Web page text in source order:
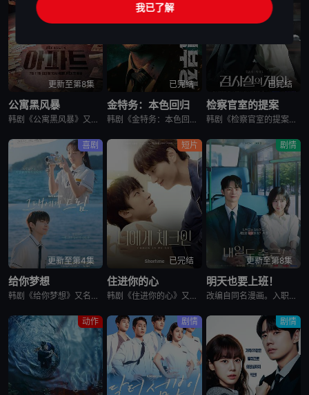
更新至第8集
公寓黑风暴
韩剧《公寓黑风暴》又名：公寓,The Apartment Job,아파트，讲述了：曾经的帮派老大急需现金，于是和有志成为律师的同伴合作，打算窃取住宅社区的储备基金，却意外揭开深藏的腐败真相。
已完结
金特务：本色回归
韩剧《金特务：本色回归》又名金部长,Agent Kim,김부장,金特务：本色回归，剧中主角金科长由苏志燮饰演。在剧中，金科长是敏智的父亲，也是一名朝鲜间谍。他被派去执行无数特别任务，包括17次朝鲜任务
已完结
检察官室的提案
韩剧《检察官室的提案》又名：检察官办公室的提议,检察官的提案(台),The Prosecutors Proposal,검사실의 제안，讲述了：改编自同名小说。一个是凶手的儿子，一个是受害者的儿子——一
喜剧
更新至第4集
给你梦想
韩剧《给你梦想》又名：Dream For You,그대에게 드림，讲述了：该剧是一部浪漫喜剧，讲述了连一个梦想都无所畏惧的十几岁，被现实挡住而受挫的二十几岁，像变成那样的大人的三十几岁的记者李载与一个
短片
已完结
住进你的心
韩剧《住进你的心》又名：Check In To You,너에게 체크인，讲述了：一位是完美主义、以利益为重的冷酷CEO车道京，他计划卖掉一间充满魅力的民宿；另一位是感性、温柔且深爱这个民宿的经理尹智梧
剧情
更新至第8集
明天也要上班！
改编自同名漫画。入职五年的智允在无聊的公司生活中与公司最挑剔的男上司时宇纠缠在了一起，甚至以不想结婚为由而逃跑的前男友秋天出现了...
动作 剧情 剧情
我已了解